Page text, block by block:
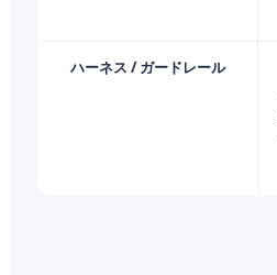
ハーネス / ガードレール